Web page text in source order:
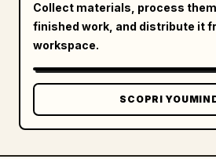
Collect materials, process
finished work, and distribute it
workspace.
SCOPRI